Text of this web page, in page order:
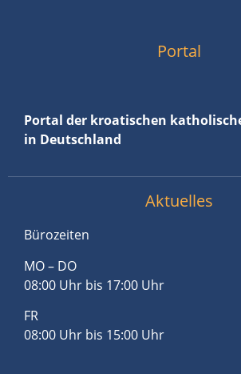
Portal
Portal der kroatischen
in Deutschland
Aktuelles
Bürozeiten
MO – DO
08:00 Uhr bis 17:00 Uhr
FR
08:00 Uhr bis 15:00 Uhr